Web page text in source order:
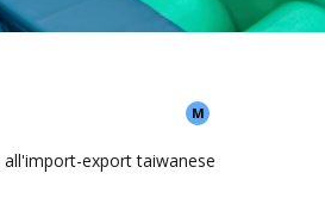
M
all'import-export taiwanese